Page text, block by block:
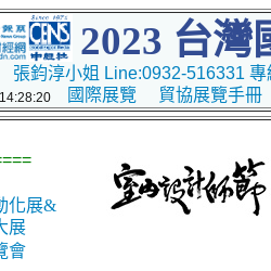
2023 台灣
張鈞淳小姐 Line:0932-516331
國際展覽 貿協展覽手冊
化展&
展
會